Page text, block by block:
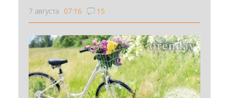
7 августа 07:16 15